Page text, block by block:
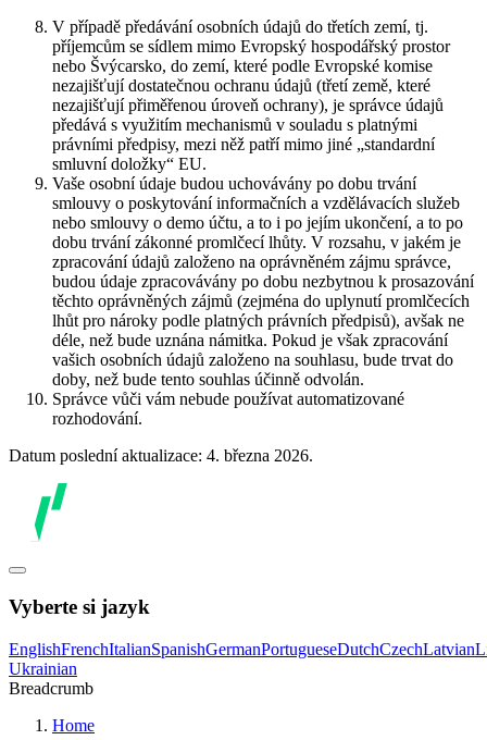
V případě předávání osobních údajů do třetích zemí, tj.
příjemcům se sídlem mimo Evropský hospodářský prostor
nebo Švýcarsko, do zemí, které podle Evropské komise
nezajišťují dostatečnou ochranu údajů (třetí země, které
nezajišťují přiměřenou úroveň ochrany), je správce údajů
předává s využitím mechanismů v souladu s platnými
právními předpisy, mezi něž patří mimo jiné „standardní
smluvní doložky“ EU.
Vaše osobní údaje budou uchovávány po dobu trvání
smlouvy o poskytování informačních a vzdělávacích služeb
nebo smlouvy o demo účtu, a to i po jejím ukončení, a to po
dobu trvání zákonné promlčecí lhůty. V rozsahu, v jakém je
zpracování údajů založeno na oprávněném zájmu správce,
budou údaje zpracovávány po dobu nezbytnou k prosazování
těchto oprávněných zájmů (zejména do uplynutí promlčecích
lhůt pro nároky podle platných právních předpisů), avšak ne
déle, než bude uznána námitka. Pokud je však zpracování
vašich osobních údajů založeno na souhlasu, bude trvat do
doby, než bude tento souhlas účinně odvolán.
Správce vůči vám nebude používat automatizované
rozhodování.
Datum poslední aktualizace: 4. března 2026.
Vyberte si jazyk
EnglishFrenchItalianSpanishGermanPortugueseDutchCzechLatvian
Ukrainian
Breadcrumb
Home